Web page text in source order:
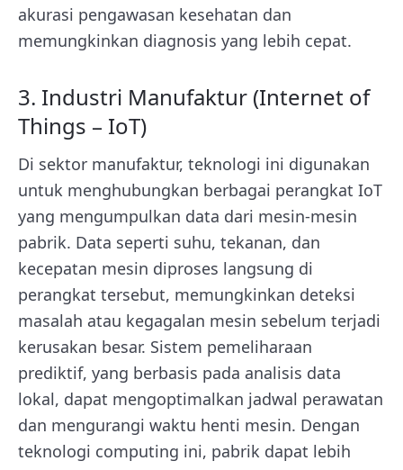
akurasi pengawasan kesehatan dan
memungkinkan diagnosis yang lebih cepat.
3. Industri Manufaktur (Internet of
Things – IoT)
Di sektor manufaktur, teknologi ini digunakan
untuk menghubungkan berbagai perangkat IoT
yang mengumpulkan data dari mesin-mesin
pabrik. Data seperti suhu, tekanan, dan
kecepatan mesin diproses langsung di
perangkat tersebut, memungkinkan deteksi
masalah atau kegagalan mesin sebelum terjadi
kerusakan besar. Sistem pemeliharaan
prediktif, yang berbasis pada analisis data
lokal, dapat mengoptimalkan jadwal perawatan
dan mengurangi waktu henti mesin. Dengan
teknologi computing ini, pabrik dapat lebih